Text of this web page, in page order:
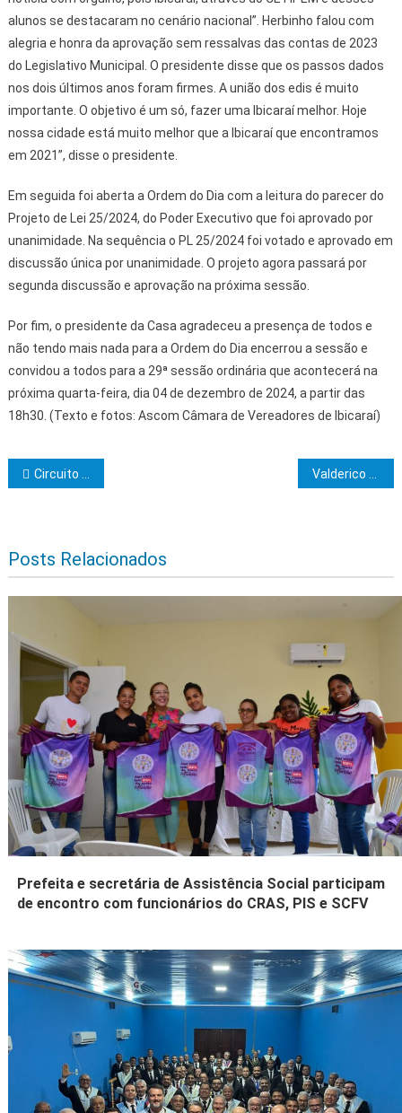
alunos se destacaram no cenário nacional”. Herbinho falou com
alegria e honra da aprovação sem ressalvas das contas de 2023
do Legislativo Municipal. O presidente disse que os passos dados
nos dois últimos anos foram firmes. A união dos edis é muito
importante. O objetivo é um só, fazer uma Ibicaraí melhor. Hoje
nossa cidade está muito melhor que a Ibicaraí que encontramos
em 2021”, disse o presidente.
Em seguida foi aberta a Ordem do Dia com a leitura do parecer do
Projeto de Lei 25/2024, do Poder Executivo que foi aprovado por
unanimidade. Na sequência o PL 25/2024 foi votado e aprovado em
discussão única por unanimidade. O projeto agora passará por
segunda discussão e aprovação na próxima sessão.
Por fim, o presidente da Casa agradeceu a presença de todos e
não tendo mais nada para a Ordem do Dia encerrou a sessão e
convidou a todos para a 29ª sessão ordinária que acontecerá na
próxima quarta-feira, dia 04 de dezembro de 2024, a partir das
18h30. (Texto e fotos: Ascom Câmara de Vereadores de Ibicaraí)
Navegação de Post
Circuito da Geleia em Itacaré acontece nesta quinta (5) com oportunidades para produtores, gastronomia e turismo
Posts Relacionados
Prefeita e secretária de Assistência Social participam
de encontro com funcionários do CRAS, PIS e SCFV